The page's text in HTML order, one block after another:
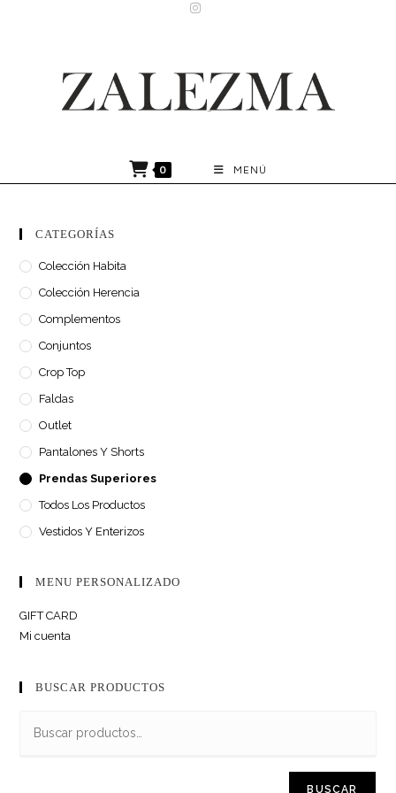
0 MENÚ
CATEGORÍAS
Colección Habita
Colección Herencia
Complementos
Conjuntos
Crop Top
Faldas
Outlet
Pantalones Y Shorts
Prendas Superiores
Todos Los Productos
Vestidos Y Enterizos
MENU PERSONALIZADO
GIFT CARD
Mi cuenta
BUSCAR PRODUCTOS
BUSCAR